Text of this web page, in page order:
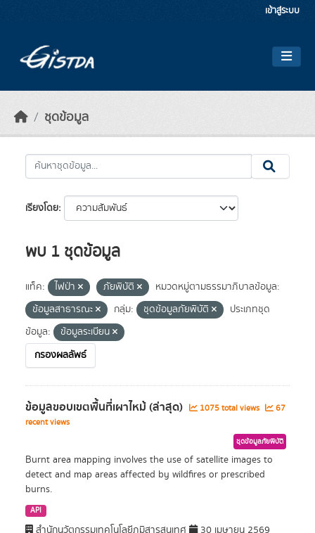
เข้าสู่ระบบ
ชุดข้อมูล
เรียงโดย
พบ 1 ชุดข้อมูล
แท็ค: ไฟป่า ภัยพิบัติ
หมวดหมู่ตามธรรมาภิบาลข้อมูล:
ข้อมูลสาธารณะ
กลุ่ม: ชุดข้อมูลภัยพิบัติ
ประเภทชุด
ข้อมูล:
ข้อมูลระเบียน
กรองผลลัพธ์
ข้อมูลขอบเขตพื้นที่เผาไหม้ (ล่าสุด) 1075 total views
67
recent views
ชุดข้อมูลภัยพิบัติ
Burnt area mapping involves the use of satellite images to
detect and map areas affected by wildfires or prescribed
burns.
API